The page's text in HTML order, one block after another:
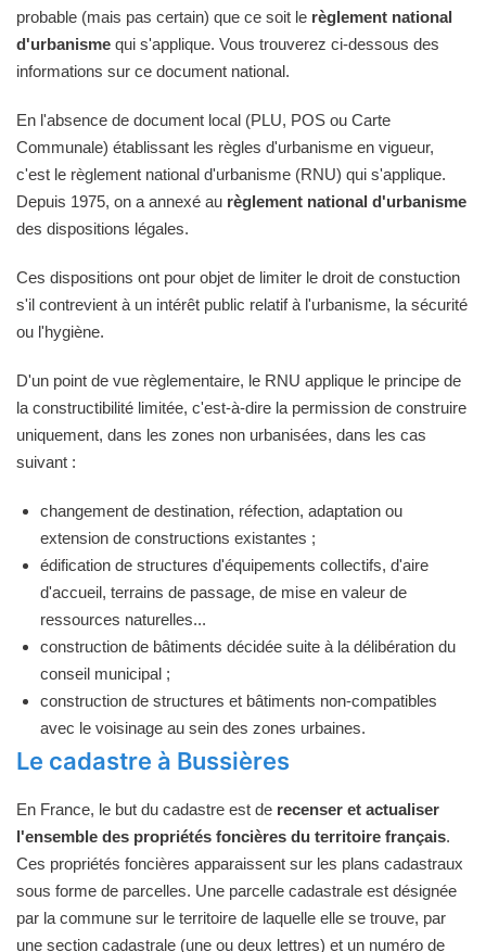
probable (mais pas certain) que ce soit le règlement national
d'urbanisme qui s'applique. Vous trouverez ci-dessous des
informations sur ce document national.
En l'absence de document local (PLU, POS ou Carte
Communale) établissant les règles d'urbanisme en vigueur,
c'est le règlement national d'urbanisme (RNU) qui s'applique.
Depuis 1975, on a annexé au règlement national d'urbanisme
des dispositions légales.
Ces dispositions ont pour objet de limiter le droit de constuction
s'il contrevient à un intérêt public relatif à l'urbanisme, la sécurité
ou l'hygiène.
D'un point de vue règlementaire, le RNU applique le principe de
la constructibilité limitée, c'est-à-dire la permission de construire
uniquement, dans les zones non urbanisées, dans les cas
suivant :
changement de destination, réfection, adaptation ou
extension de constructions existantes ;
édification de structures d'équipements collectifs, d'aire
d'accueil, terrains de passage, de mise en valeur de
ressources naturelles...
construction de bâtiments décidée suite à la délibération du
conseil municipal ;
construction de structures et bâtiments non-compatibles
avec le voisinage au sein des zones urbaines.
Le cadastre à Bussières
En France, le but du cadastre est de recenser et actualiser
l'ensemble des propriétés foncières du territoire français.
Ces propriétés foncières apparaissent sur les plans cadastraux
sous forme de parcelles. Une parcelle cadastrale est désignée
par la commune sur le territoire de laquelle elle se trouve, par
une section cadastrale (une ou deux lettres) et un numéro de